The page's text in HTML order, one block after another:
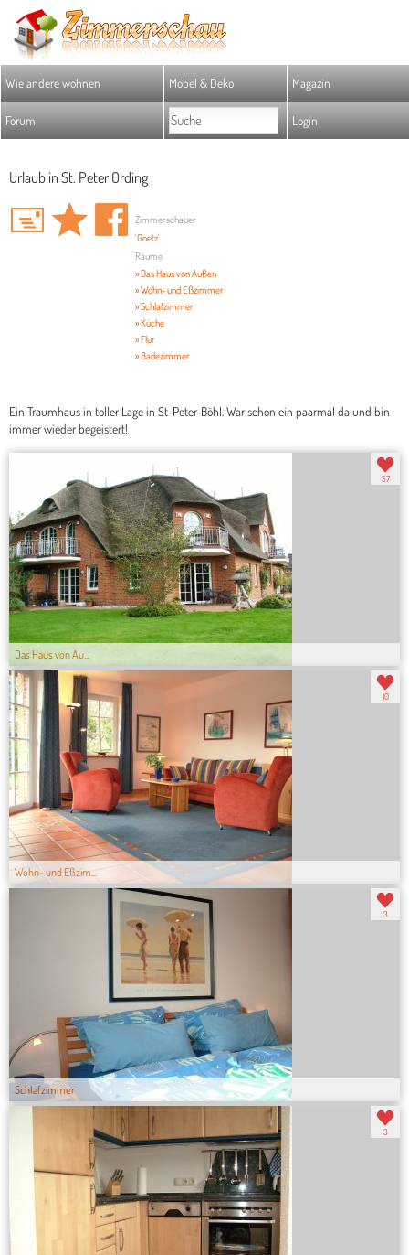
Wie andere wohnen Möbel & Deko Magazin
Forum Login
Urlaub in St. Peter Ording
Zimmerschauer
'Goetz'
Räume
» Das Haus von Außen
» Wohn- und Eßzimmer
» Schlafzimmer
» Küche
» Flur
» Badezimmer
Ein Traumhaus in toller Lage in St-Peter-Böhl. War schon ein paarmal da und bin
immer wieder begeistert!
Das Haus von Au...
57
Wohn- und Eßzim...
10
Schlafzimmer
3
3